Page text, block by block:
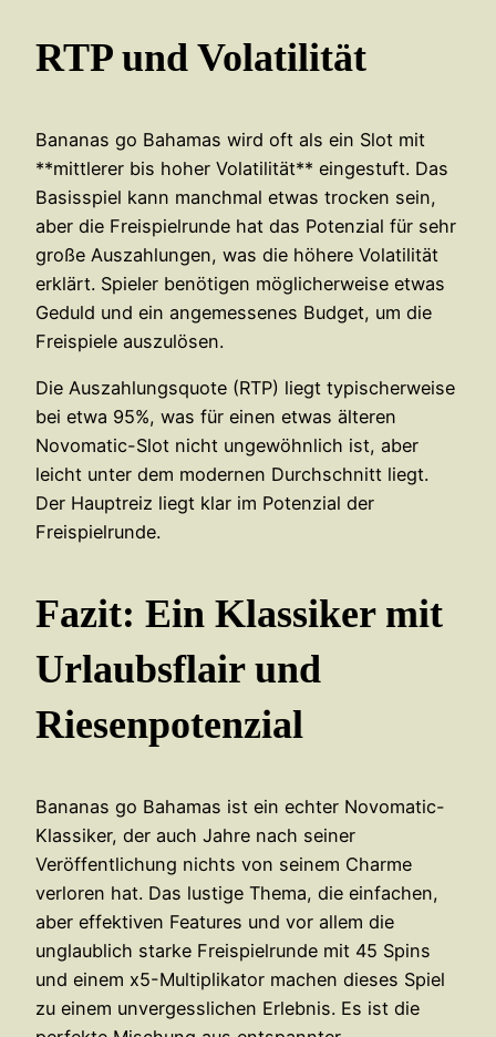
RTP und Volatilität
Bananas go Bahamas wird oft als ein Slot mit
**mittlerer bis hoher Volatilität** eingestuft. Das
Basisspiel kann manchmal etwas trocken sein,
aber die Freispielrunde hat das Potenzial für sehr
große Auszahlungen, was die höhere Volatilität
erklärt. Spieler benötigen möglicherweise etwas
Geduld und ein angemessenes Budget, um die
Freispiele auszulösen.
Die Auszahlungsquote (RTP) liegt typischerweise
bei etwa 95%, was für einen etwas älteren
Novomatic-Slot nicht ungewöhnlich ist, aber
leicht unter dem modernen Durchschnitt liegt.
Der Hauptreiz liegt klar im Potenzial der
Freispielrunde.
Fazit: Ein Klassiker mit
Urlaubsflair und
Riesenpotenzial
Bananas go Bahamas ist ein echter Novomatic-
Klassiker, der auch Jahre nach seiner
Veröffentlichung nichts von seinem Charme
verloren hat. Das lustige Thema, die einfachen,
aber effektiven Features und vor allem die
unglaublich starke Freispielrunde mit 45 Spins
und einem x5-Multiplikator machen dieses Spiel
zu einem unvergesslichen Erlebnis. Es ist die